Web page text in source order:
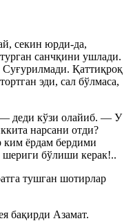
секин юрди-да,
санчқини ушлади.
Қаттиқроқ
эди, сал бўлмаса,
деди кўзи олайиб. — У
нарсани отди?
ёрдам бердими
шериги бўлиши керак!..
тушган шотирлар
бақирди Азамат.